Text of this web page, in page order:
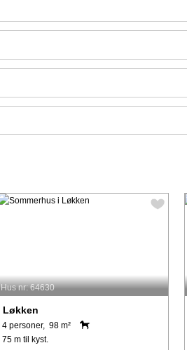
Hus nr: 64630
Løkken
4 personer, 98 m²
75 m til kyst.